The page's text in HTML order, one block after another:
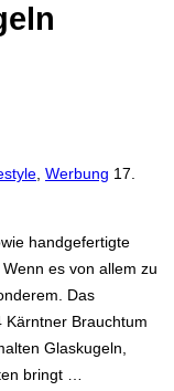
Werbung 17.
handgefertigte
es von allem zu
Das
Kärntner Brauchtum
Glaskugeln,
bringt …